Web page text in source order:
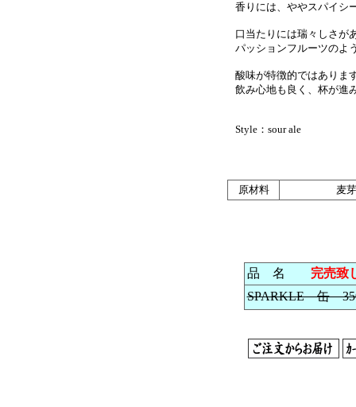
香りには、ややスパイシ
口当たりには瑞々しさが
パッションフルーツのよ
酸味が特徴的ではありま
飲み心地も良く、杯が進
Style：sour ale
原材料 麦
品 名 完売致
SPARKLE 缶